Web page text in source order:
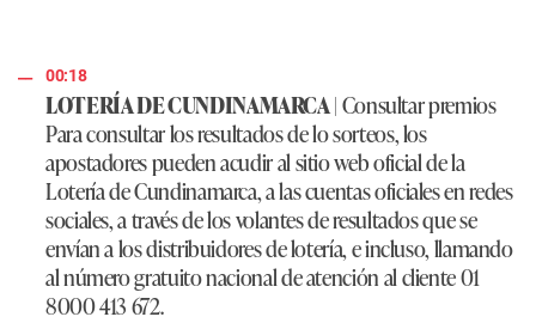
00:18
LOTERÍA DE CUNDINAMARCA|Consultar premios
Para consultar los resultados de lo sorteos, los
apostadores pueden acudir al sitio web oficial de la
Lotería de Cundinamarca, a las cuentas oficiales en redes
sociales, a través de los volantes de resultados que se
envían a los distribuidores de lotería, e incluso, llamando
al número gratuito nacional de atención al cliente 01
8000 413 672.